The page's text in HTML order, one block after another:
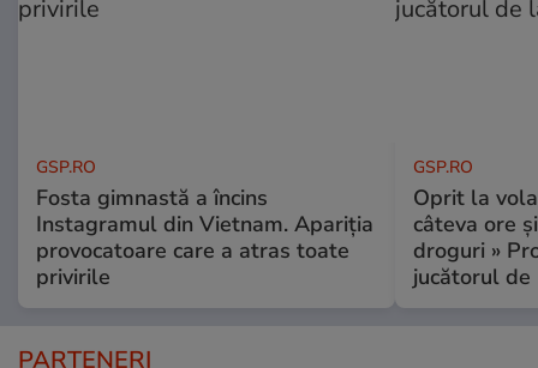
GSP.RO
Fosta gimnastă a încins
Instagramul din Vietnam. Apariția
provocatoare care a atras toate
privirile
GSP.RO
Oprit la
câteva ore
droguri »
jucătorul
PARTENERI